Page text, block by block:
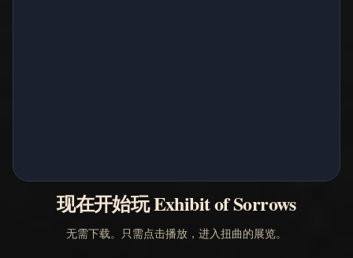
现在开始玩 Exhibit of Sorrows
无需下载。只需点击播放，进入扭曲的展览。